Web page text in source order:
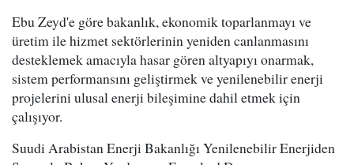
Ebu Zeyd'e göre bakanlık, ekonomik toparlanmayı ve
üretim ile hizmet sektörlerinin yeniden canlanmasını
desteklemek amacıyla hasar gören altyapıyı onarmak,
sistem performansını geliştirmek ve yenilenebilir enerji
projelerini ulusal enerji bileşimine dahil etmek için
çalışıyor.
Suudi Arabistan Enerji Bakanlığı Yenilenebilir Enerjiden